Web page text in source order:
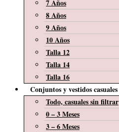
7 Años
8 Años
9 Años
10 Años
Talla 12
Talla 14
Talla 16
Conjuntos y vestidos casuales
Todo, casuales sin filtrar
0 – 3 Meses
3 – 6 Meses